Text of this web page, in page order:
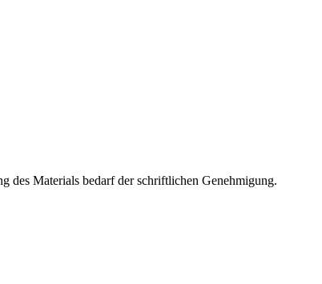
des Materials bedarf der schriftlichen Genehmigung.